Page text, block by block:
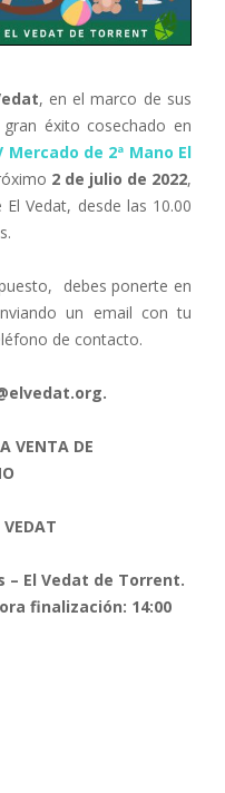
, en el marco de sus
éxito cosechado en
Mercado de 2ª Mano El
2 de julio de 2022,
Vedat, desde las 10.00
debes ponerte en
un email con tu
de contacto.
VENTA DE
– El Vedat de Torrent.
finalización: 14:00